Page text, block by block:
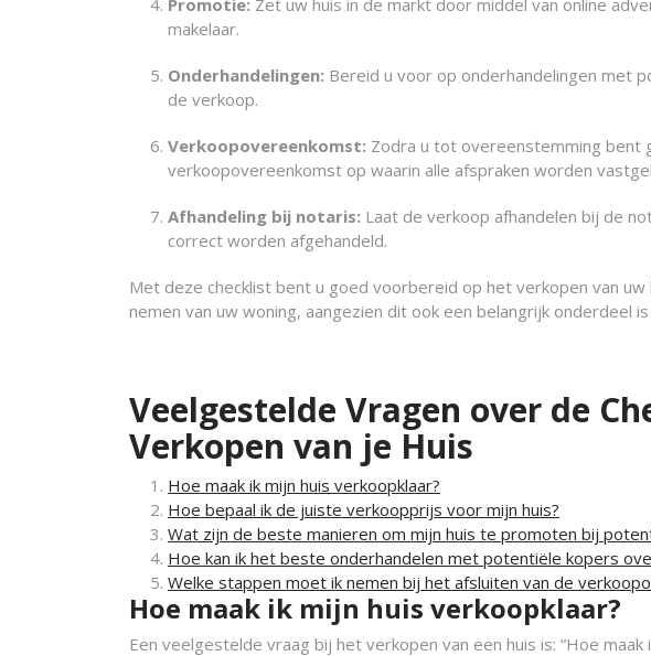
Promotie: Zet uw huis in de markt door middel van online
makelaar.
Onderhandelingen: Bereid u voor op onderhandelingen met
de verkoop.
Verkoopovereenkomst: Zodra u tot overeenstemming bent
verkoopovereenkomst op waarin alle afspraken worden
Afhandeling bij notaris: Laat de verkoop afhandelen bij de
correct worden afgehandeld.
Met deze checklist bent u goed voorbereid op het verkopen van
nemen van uw woning, aangezien dit ook een belangrijk onderdeel
Veelgestelde Vragen over de
Verkopen van je Huis
Hoe maak ik mijn huis verkoopklaar?
Hoe bepaal ik de juiste verkoopprijs voor mijn huis?
Wat zijn de beste manieren om mijn huis te promoten bij
Hoe kan ik het beste onderhandelen met potentiële kopers
Welke stappen moet ik nemen bij het afsluiten van de
Hoe maak ik mijn huis verkoopklaar?
Een veelgestelde vraag bij het verkopen van een huis is: “Hoe